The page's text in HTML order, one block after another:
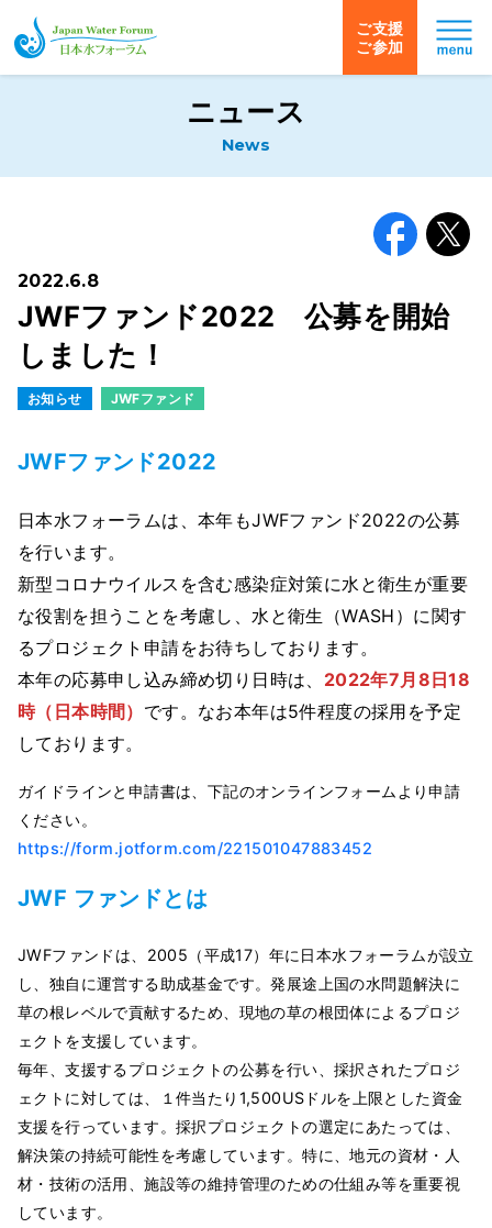
日本水フォーラム
ご支援
ご参加
ニュース
News
2022.6.8
JWFファンド2022 公募を開始
しました！
お知らせ JWFファンド
JWFファンド2022
日本水フォーラムは、本年もJWFファンド2022の公募
を行います。
新型コロナウイルスを含む感染症対策に水と衛生が重要
な役割を担うことを考慮し、水と衛生（WASH）に関す
るプロジェクト申請をお待ちしております。
本年の応募申し込み締め切り日時は、 2022年7月8日18
時（日本時間） です。なお本年は5件程度の採用を予定
しております。
ガイドラインと申請書は、下記のオンラインフォームより申請
ください。
https://form.jotform.com/221501047883452
JWF ファンドとは
JWFファンドは、2005（平成17）年に日本水フォーラムが設立
し、独自に運営する助成基金です。発展途上国の水問題解決に
草の根レベルで貢献するため、現地の草の根団体によるプロジ
ェクトを支援しています。
毎年、支援するプロジェクトの公募を行い、採択されたプロジ
ェクトに対しては、１件当たり1,500USドルを上限とした資金
支援を行っています。採択プロジェクトの選定にあたっては、
解決策の持続可能性を考慮しています。特に、地元の資材・人
材・技術の活用、施設等の維持管理のための仕組み等を重要視
しています。